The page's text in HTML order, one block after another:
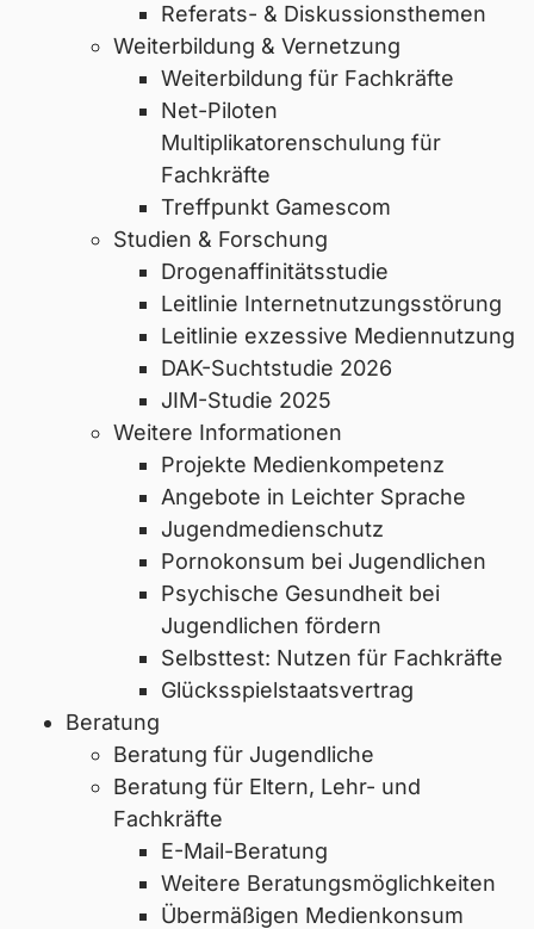
Referats- & Diskussionsthemen
Weiterbildung & Vernetzung
Weiterbildung für Fachkräfte
Net-Piloten
Multiplikatorenschulung für
Fachkräfte
Treffpunkt Gamescom
Studien & Forschung
Drogenaffinitätsstudie
Leitlinie Internetnutzungsstörung
Leitlinie exzessive Mediennutzung
DAK-Suchtstudie 2026
JIM-Studie 2025
Weitere Informationen
Projekte Medienkompetenz
Angebote in Leichter Sprache
Jugendmedienschutz
Pornokonsum bei Jugendlichen
Psychische Gesundheit bei
Jugendlichen fördern
Selbsttest: Nutzen für Fachkräfte
Glücksspielstaatsvertrag
Beratung
Beratung für Jugendliche
Beratung für Eltern, Lehr- und
Fachkräfte
E-Mail-Beratung
Weitere Beratungsmöglichkeiten
Übermäßigen Medienkonsum